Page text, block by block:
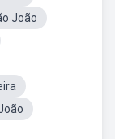
João